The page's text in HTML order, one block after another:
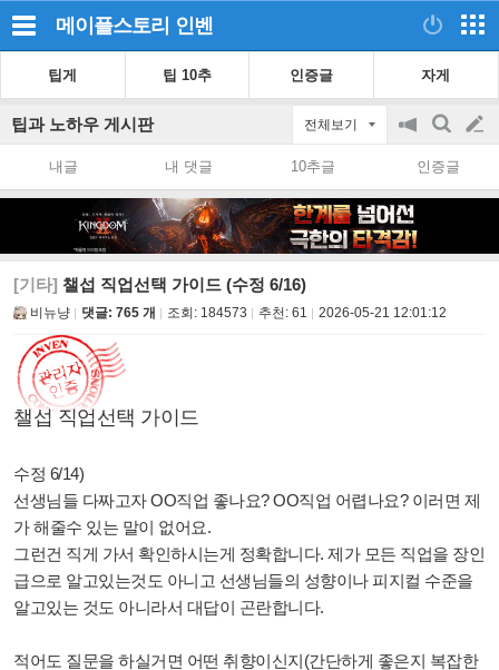
메이플스토리 인벤
팁게 팁 10추 인증글 자게
팁과 노하우 게시판 전체보기
공
on/off
검
색
글
쓰
내글 내 댓글 10추글 인증글
[기타] 챌섭 직업선택 가이드 (수정 6/16)
비뉴냥 댓글: 765 개 조회: 184573 추천: 61 2026-05-21 12:01:12
챌섭 직업선택 가이드
수정 6/14)
선생님들 다짜고자 OO직업 좋나요? OO직업 어렵나요? 이러면 제
가 해줄수 있는 말이 없어요.
그런건 직게 가서 확인하시는게 정확합니다. 제가 모든 직업을 장인
급으로 알고있는것도 아니고 선생님들의 성향이나 피지컬 수준을
알고있는 것도 아니라서 대답이 곤란합니다.
적어도 질문을 하실거면 어떤 취향이신지(간단하게 좋은지 복잡한